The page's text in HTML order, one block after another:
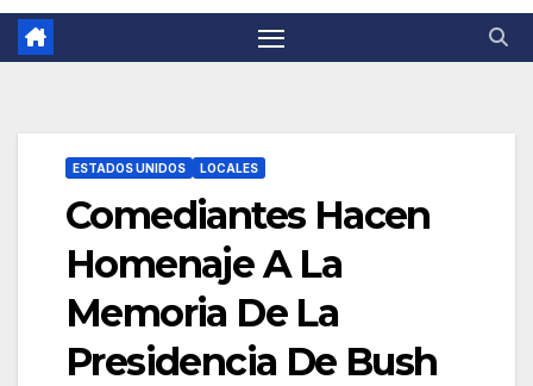
ESTADOS UNIDOS LOCALES
Comediantes Hacen
Homenaje A La
Memoria De La
Presidencia De Bush